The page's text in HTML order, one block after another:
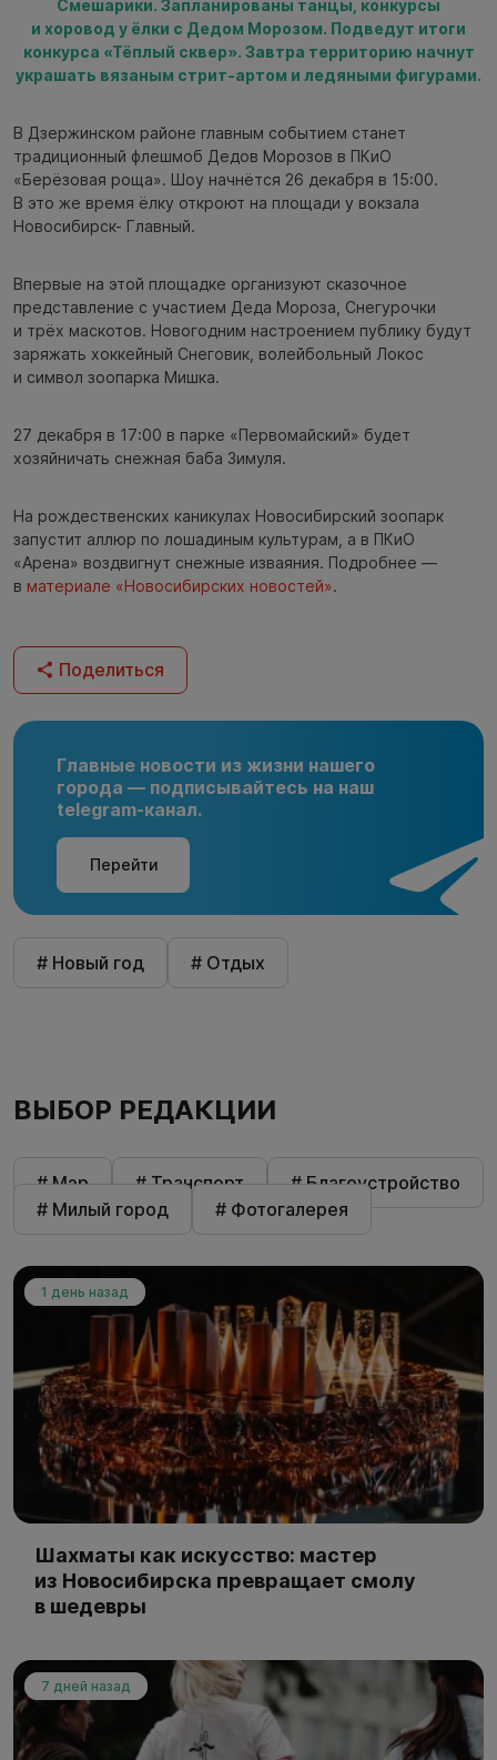
Смешарики. Запланированы танцы, конкурсы
и хоровод у ёлки с Дедом Морозом. Подведут итоги
конкурса «Тёплый сквер». Завтра территорию начнут
украшать вязаным стрит-артом и ледяными фигурами.
В Дзержинском районе главным событием станет
традиционный флешмоб Дедов Морозов в ПКиО
«Берёзовая роща». Шоу начнётся 26 декабря в 15:00.
В это же время ёлку откроют на площади у вокзала
Новосибирск- Главный.
Впервые на этой площадке организуют сказочное
представление с участием Деда Мороза, Снегурочки
и трёх маскотов. Новогодним настроением публику будут
заряжать хоккейный Снеговик, волейбольный Локос
и символ зоопарка Мишка.
27 декабря в 17:00 в парке «Первомайский» будет
хозяйничать снежная баба Зимуля.
На рождественских каникулах Новосибирский зоопарк
запустит аллюр по лошадиным культурам, а в ПКиО
«Арена» воздвигнут снежные изваяния. Подробнее —
в материале «Новосибирских новостей».
Поделиться
Главные новости из жизни нашего
города — подписывайтесь на наш
telegram-канал.
Перейти
# Новый год # Отдых
ВЫБОР РЕДАКЦИИ
# Мэр # Транспорт
# Благоустройство
# Милый город
# Фотогалерея
1 день назад
Шахматы как искусство: мастер
из Новосибирска превращает смолу
в шедевры
7 дней назад